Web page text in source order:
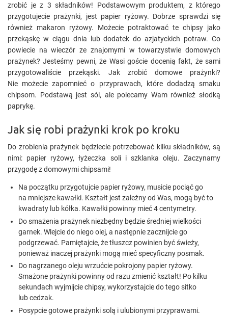
zrobić je z 3 składników! Podstawowym produktem, z którego
przygotujecie prażynki, jest papier ryżowy. Dobrze sprawdzi się
również makaron ryżowy. Możecie potraktować te chipsy jako
przekąskę w ciągu dnia lub dodatek do azjatyckich potraw. Co
powiecie na wieczór ze znajomymi w towarzystwie domowych
prażynek? Jesteśmy pewni, że Wasi goście docenią fakt, że sami
przygotowaliście przekąski. Jak zrobić domowe prażynki?
Nie możecie zapomnieć o przyprawach, które dodadzą smaku
chipsom. Podstawą jest sól, ale polecamy Wam również słodką
paprykę.
Jak się robi prażynki krok po kroku
Do zrobienia prażynek będziecie potrzebować kilku składników, są
nimi: papier ryżowy, łyżeczka soli i szklanka oleju. Zaczynamy
przygodę z domowymi chipsami!
Na początku przygotujcie papier ryżowy, musicie pociąć go
na mniejsze kawałki. Kształt jest zależny od Was, mogą być to
kwadraty lub kółka. Kawałki powinny mieć 4 centymetry.
Do smażenia prażynek niezbędny będzie średniej wielkości
garnek. Wlejcie do niego olej, a następnie zacznijcie go
podgrzewać. Pamiętajcie, że tłuszcz powinien być świeży,
ponieważ inaczej prażynki mogą mieć specyficzny posmak.
Do nagrzanego oleju wrzućcie pokrojony papier ryżowy.
Smażone prażynki powinny od razu zmienić kształt! Po kilku
sekundach wyjmijcie chipsy, wykorzystajcie do tego sitko
lub cedzak.
Posypcie gotowe prażynki solą i ulubionymi przyprawami.